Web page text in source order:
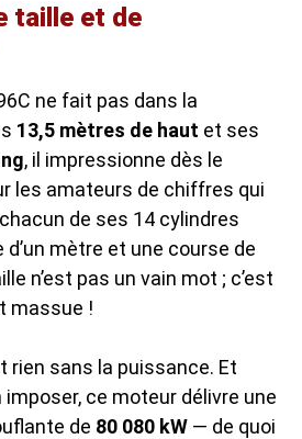
taille et de
ne fait pas dans la
13,5 mètres de haut et ses
, il impressionne dès le
les amateurs de chiffres qui
de ses 14 cylindres
mètre et une course de
n’est pas un vain mot ; c’est
massue !
rien sans la puissance. Et
imposer, ce moteur délivre une
de 80 080 kW — de quoi